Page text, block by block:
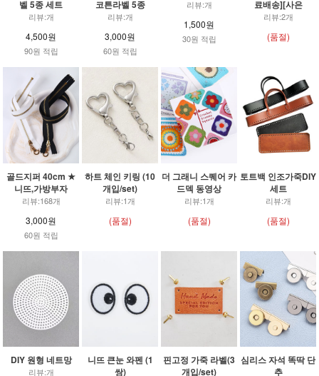
벨 5종 세트
리뷰:개
4,500원
90원 적립
코튼라벨 5종
리뷰:개
3,000원
60원 적립
리뷰:개
1,500원
30원 적립
료배송][사은
리뷰:2개
(품절)
골드지퍼 40cm ★
니뜨,가방부자
리뷰:168개
3,000원
60원 적립
하트 체인 키링 (10
개입/set)
리뷰:1개
(품절)
더 그래니 스퀘어 카
드덱 동영상
리뷰:1개
(품절)
토트백 인조가죽DIY
세트
리뷰:개
(품절)
DIY 원형 네트망
리뷰:개
니뜨 큰눈 와펜 (1
쌍)
핀고정 가죽 라벨(3
개입/set)
심리스 자석 똑딱 단
추